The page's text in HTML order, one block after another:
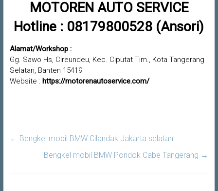
MOTOREN AUTO SERVICE
Hotline : 08179800528 (Ansori)
Alamat/Workshop :
Gg. Sawo Hs, Cireundeu, Kec. Ciputat Tim., Kota Tangerang
Selatan, Banten 15419
Website : https://motorenautoservice.com/
← Bengkel mobil BMW Cilandak Jakarta selatan
Bengkel mobil BMW Pondok Cabe Tangerang →